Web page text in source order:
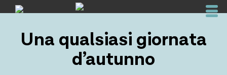
Skip
contentUna qualsiasi giornata
d’autunno